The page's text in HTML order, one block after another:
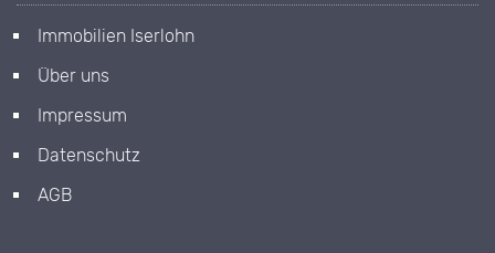
Immobilien Iserlohn
Über uns
Impressum
Datenschutz
AGB